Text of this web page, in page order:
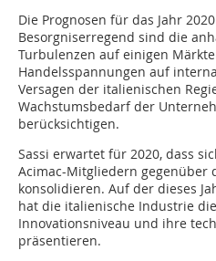
Die Prognosen für das Jahr
Besorgniserregend sind die
Turbulenzen auf einigen
Handelsspannungen auf
Versagen der italienischen
Wachstumsbedarf der
berücksichtigen.
Sassi erwartet für 2020, dass
Acimac-Mitgliedern gegenüber
konsolidieren. Auf der dieses
hat die italienische Industrie
Innovationsniveau und ihre
präsentieren.